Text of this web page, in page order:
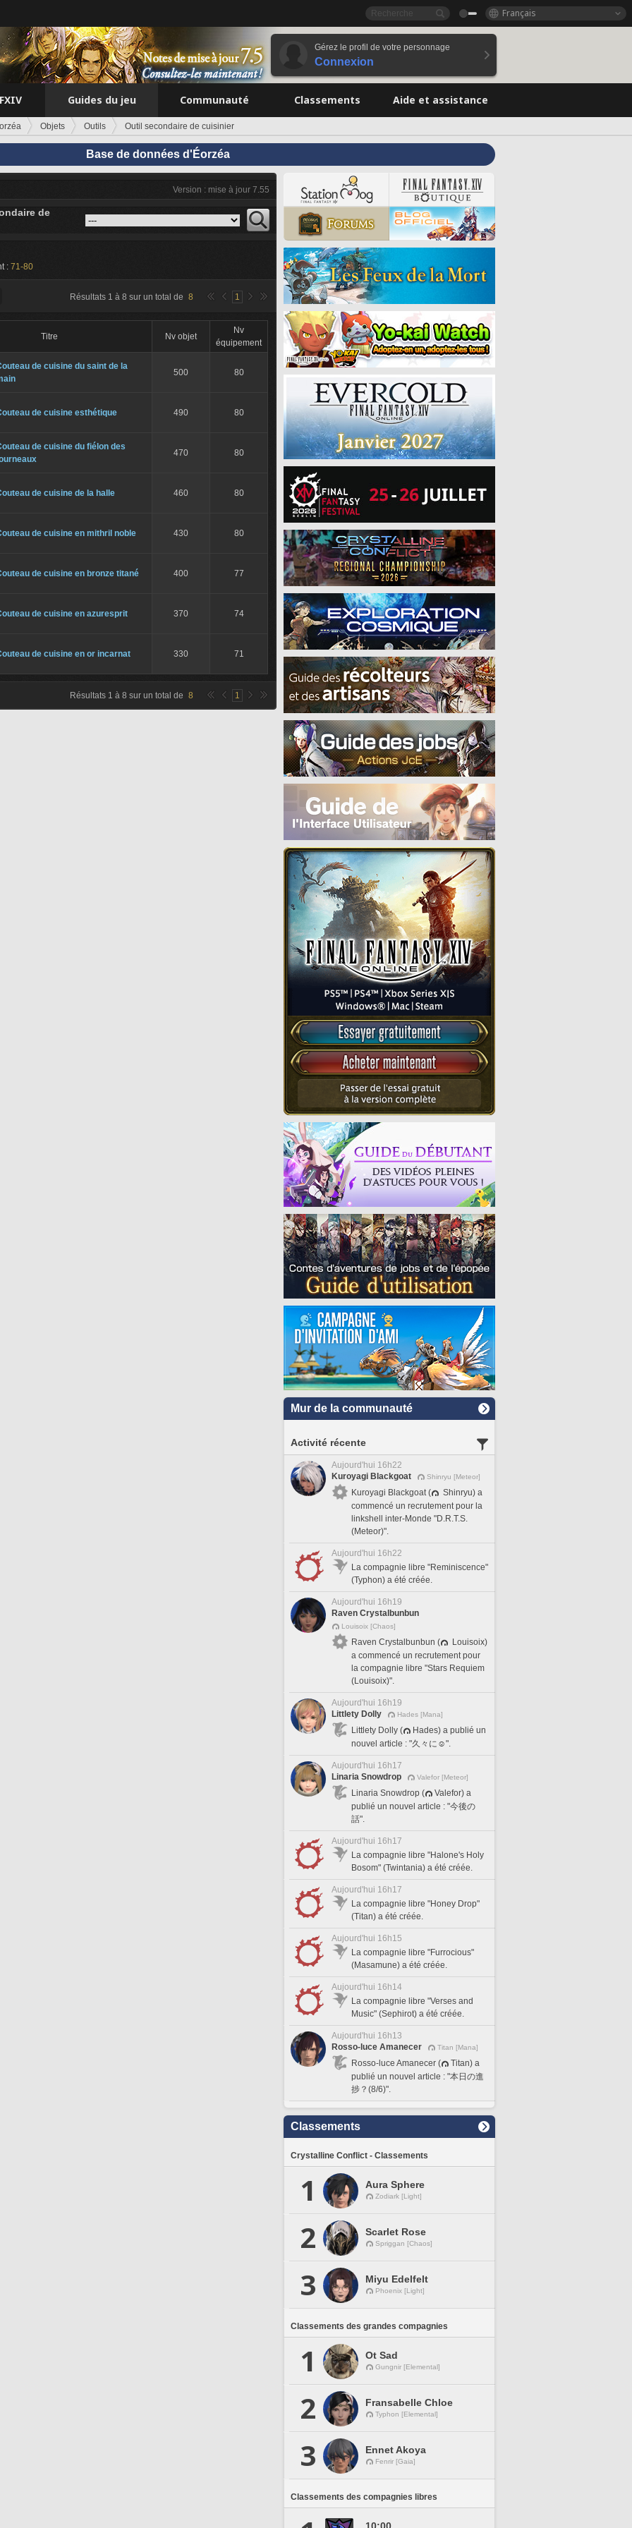
Français
Gérez le profil de votre personnage
Connexion
Guides du jeu Communauté Classements Aide et assistance
Objets Outils Outil secondaire de cuisinier
Base de données d'Éorzéa
Version : mise à jour 7.55
de
: 71-80
Résultats 1 à 8 sur un total de 8 1
Titre Nv objet
Nv
équipement
de cuisine du saint de la
500 80
de cuisine esthétique 490 80
de cuisine du fiélon des
470 80
de cuisine de la halle 460 80
de cuisine en mithril noble 430 80
de cuisine en bronze titané 400 77
de cuisine en azuresprit 370 74
de cuisine en or incarnat 330 71
Résultats 1 à 8 sur un total de 8 1
Mur de la communauté
Activité récente
Aujourd'hui 16h22
Kuroyagi Blackgoat
Shinryu [Meteor]
Kuroyagi Blackgoat (
Shinryu) a
commencé un recrutement pour la
linkshell inter-Monde "D.R.T.S.
(Meteor)".
Aujourd'hui 16h22
La compagnie libre "Reminiscence"
(Typhon) a été créée.
Aujourd'hui 16h19
Raven Crystalbunbun
Louisoix [Chaos]
Raven Crystalbunbun (
Louisoix)
a commencé un recrutement pour
la compagnie libre "Stars Requiem
(Louisoix)".
Aujourd'hui 16h19
Littlety Dolly
Hades [Mana]
Littlety Dolly (
Hades) a publié un
nouvel article : "久々に☺️".
Aujourd'hui 16h17
Linaria Snowdrop
Valefor [Meteor]
Linaria Snowdrop (
Valefor) a
publié un nouvel article : "今後の
話".
Aujourd'hui 16h17
La compagnie libre "Halone's Holy
Bosom" (Twintania) a été créée.
Aujourd'hui 16h17
La compagnie libre "Honey Drop"
(Titan) a été créée.
Aujourd'hui 16h15
La compagnie libre "Furrocious"
(Masamune) a été créée.
Aujourd'hui 16h14
La compagnie libre "Verses and
Music" (Sephirot) a été créée.
Aujourd'hui 16h13
Rosso-luce Amanecer
Titan [Mana]
Rosso-luce Amanecer (
Titan) a
publié un nouvel article : "本日の進
捗？(8/6)".
Classements
Crystalline Conflict - Classements
1 Aura Sphere
Zodiark [Light]
2 Scarlet Rose
Spriggan [Chaos]
3 Miyu Edelfelt
Phoenix [Light]
Classements des grandes compagnies
1 Ot Sad
Gungnir [Elemental]
2 Fransabelle Chloe
Typhon [Elemental]
3 Ennet Akoya
Fenrir [Gaia]
Classements des compagnies libres